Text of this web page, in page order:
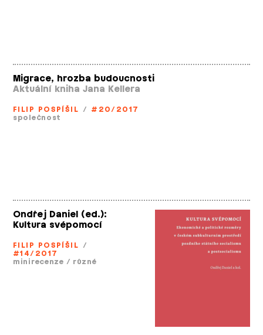
Migrace, hrozba budoucnosti
Aktuální kniha Jana Kellera
FILIP POSPÍŠIL / #20/2017
společnost
Ondřej Daniel (ed.):
Kultura svépomocí
FILIP POSPÍŠIL /
#14/2017
minirecenze / různé